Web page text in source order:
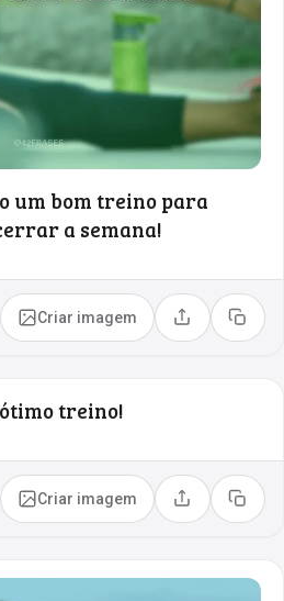
um bom treino para
a semana!
Criar imagem Compartilhar
Copiar
treino!
Criar imagem Compartilhar
Copiar